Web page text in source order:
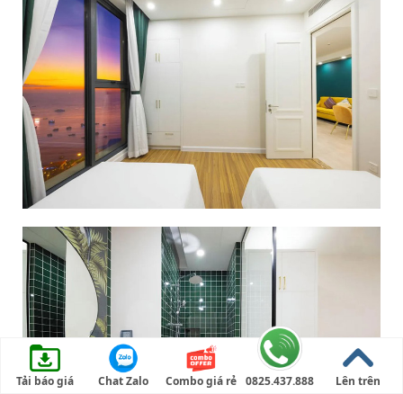
Tải báo giá Chat Zalo Combo giá rẻ 0825.437.888 Lên trên